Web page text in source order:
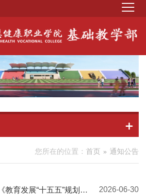
您所在的位置： 首页 通知公告
教育发展“十五五”规划》
2026-06-30